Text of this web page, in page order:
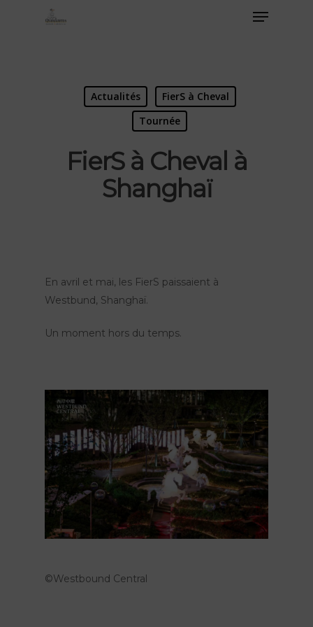
Actualités
FierS à Cheval
Tournée
FierS à Cheval à
Shanghaï
En avril et mai, les FierS paissaient à
Westbund, Shanghaï.
Un moment hors du temps.
©Westbound Central